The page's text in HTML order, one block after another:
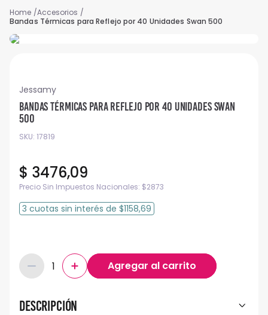
Accesorios
Bandas Térmicas para Reflejo por 40 Unidades Swan 500
Jessamy
Bandas Térmicas para Reflejo por 40 Unidades Swan
500
SKU: 17819
$ 3476,09
Precio Sin Impuestos Nacionales: $2873
3 cuotas sin interés de $1158,69
Descripción